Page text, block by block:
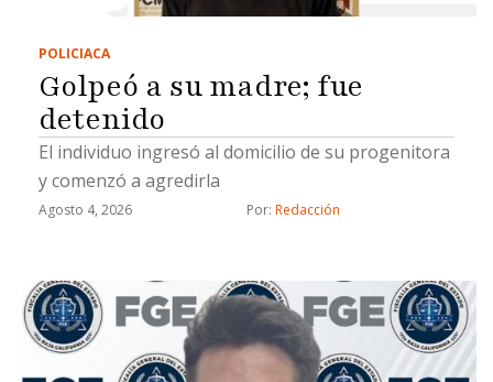
POLICIACA
Golpeó a su madre; fue
detenido
El individuo ingresó al domicilio de su progenitora
y comenzó a agredirla
Agosto 4, 2026 Por: Redacción